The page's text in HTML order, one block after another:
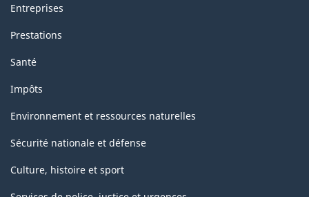
Entreprises
Prestations
Santé
Impôts
Environnement et ressources naturelles
Sécurité nationale et défense
Culture, histoire et sport